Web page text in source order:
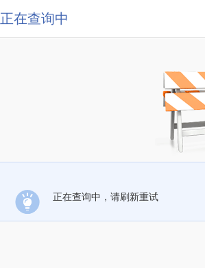
正在查询中
正在查询中，请刷新重试